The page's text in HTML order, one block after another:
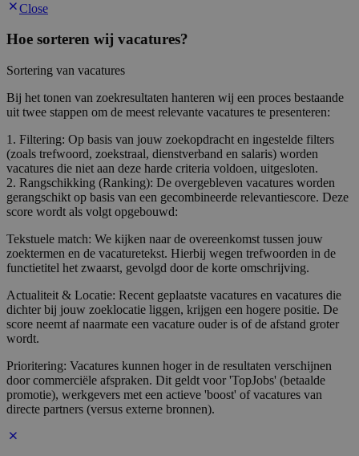
Close
Hoe sorteren wij vacatures?
Sortering van vacatures
Bij het tonen van zoekresultaten hanteren wij een proces bestaande
uit twee stappen om de meest relevante vacatures te presenteren:
1. Filtering: Op basis van jouw zoekopdracht en ingestelde filters
(zoals trefwoord, zoekstraal, dienstverband en salaris) worden
vacatures die niet aan deze harde criteria voldoen, uitgesloten.
2. Rangschikking (Ranking): De overgebleven vacatures worden
gerangschikt op basis van een gecombineerde relevantiescore. Deze
score wordt als volgt opgebouwd:
Tekstuele match: We kijken naar de overeenkomst tussen jouw
zoektermen en de vacaturetekst. Hierbij wegen trefwoorden in de
functietitel het zwaarst, gevolgd door de korte omschrijving.
Actualiteit & Locatie: Recent geplaatste vacatures en vacatures die
dichter bij jouw zoeklocatie liggen, krijgen een hogere positie. De
score neemt af naarmate een vacature ouder is of de afstand groter
wordt.
Prioritering: Vacatures kunnen hoger in de resultaten verschijnen
door commerciële afspraken. Dit geldt voor 'TopJobs' (betaalde
promotie), werkgevers met een actieve 'boost' of vacatures van
directe partners (versus externe bronnen).